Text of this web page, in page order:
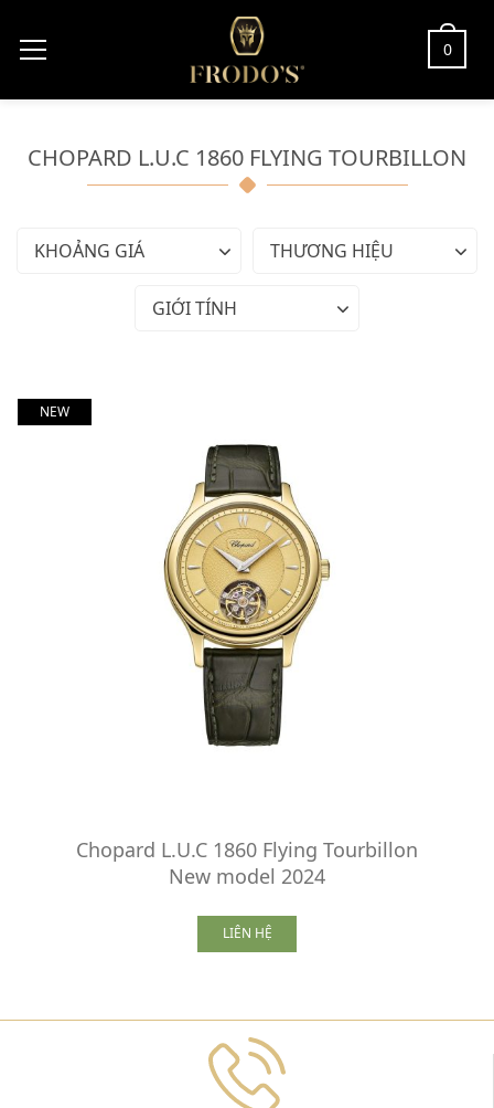
0
CHOPARD L.U.C 1860 FLYING TOURBILLON
KHOẢNG GIÁ THƯƠNG HIỆU
GIỚI TÍNH
NEW
Chopard L.U.C 1860 Flying Tourbillon
New model 2024
LIÊN HỆ